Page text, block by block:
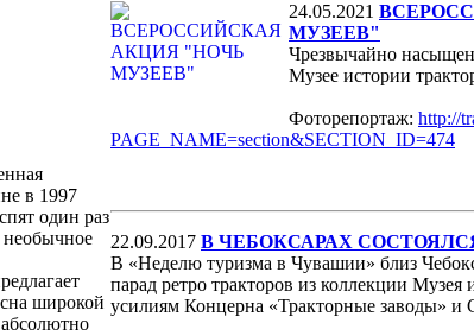
в 1997
один раз
необычное
широкой
24.05.2021
МУЗЕЕВ"
Чрезвычайно
Музее истории
Фоторепортаж: http://
PAGE_NAME=section&SECTION_ID=474
22.09.2017 В ЧЕБОКСАРАХ
В «Неделю туризма в Чувашии» близ
парад ретро тракторов из коллекции Музея
усилиям Концерна «Тракторные заводы» и